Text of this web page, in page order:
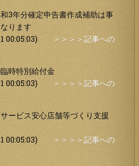
3年分確定申告書作成補助は事
ります
00:05:03)
＞＞＞＞記事への
時特別給付金
00:05:03)
＞＞＞＞記事への
ービス安心店舗等づくり支援
00:05:03)
＞＞＞＞記事への